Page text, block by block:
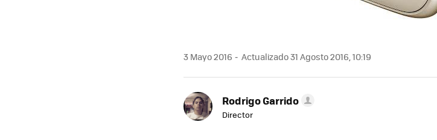
3 Mayo 2016 Actualizado 31 Agosto 2016, 10:19
Rodrigo Garrido
Director